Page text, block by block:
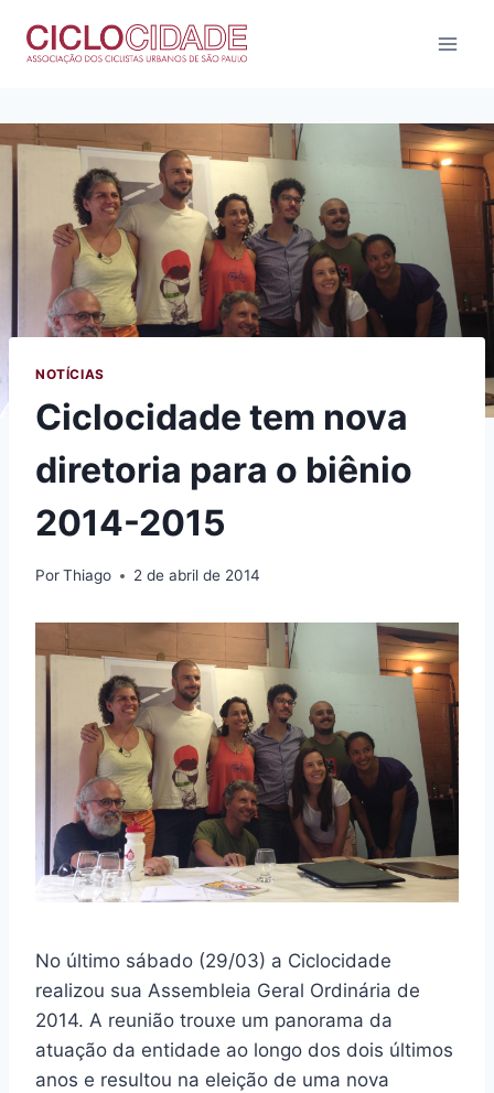
para
NOTÍCIAS
Ciclocidade tem nova
diretoria para o biênio
2014-2015
PorThiago 2 de abril de 2014
No último sábado (29/03) a Ciclocidade
realizou sua Assembleia Geral Ordinária de
2014. A reunião trouxe um panorama da
atuação da entidade ao longo dos dois últimos
anos e resultou na eleição de uma nova